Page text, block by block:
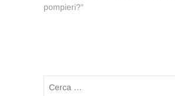
pompieri?"